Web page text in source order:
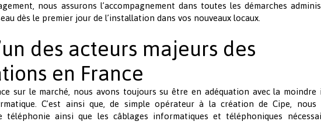
nous assurons l’accompagnement dans toutes les démarches
dès le premier jour de l’installation dans vos nouveaux locaux.
des acteurs majeurs des
en France
sur le marché, nous avons toujours su être en adéquation avec la moindre
C’est ainsi que, de simple opérateur à la création de Cipe, nous
téléphonie ainsi que les câblages informatiques et téléphoniques